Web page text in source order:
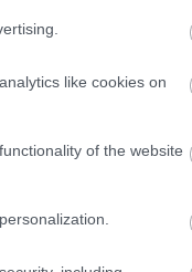
like cookies on
of the website
sledovat
Classics Ski or Die je
profesionální týmy